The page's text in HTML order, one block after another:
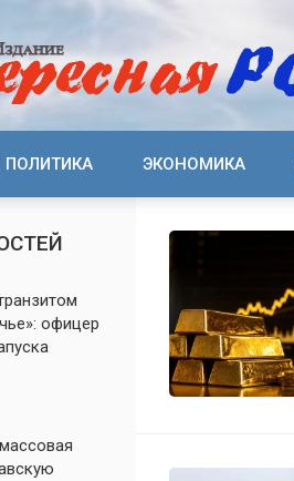
ПОЛИТИКА ЭКОНОМИКА
офицер